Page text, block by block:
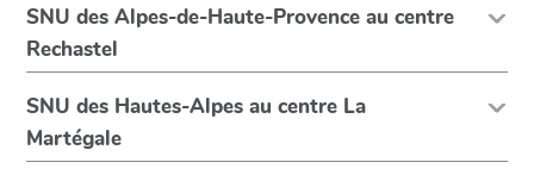
SNU des Alpes-de-Haute-Provence au centre
Rechastel
SNU des Hautes-Alpes au centre La
Martégale